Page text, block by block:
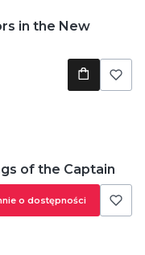
in the New
of the Captain
o dostępności